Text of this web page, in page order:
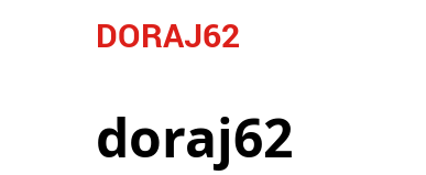
DORAJ62
doraj62